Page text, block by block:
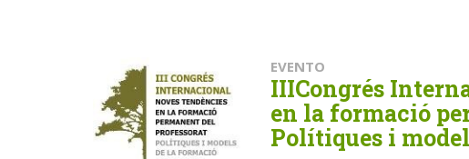
EVENTO
IIICongrés
en la formació
Polítiques i